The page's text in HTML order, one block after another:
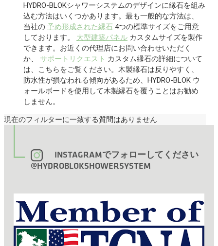
HYDRO-BLOKシャワーシステムのデザインに縁石を組み
込む方法はいくつかあります。最も一般的な方法は、
当社の 予め形成された縁石 4つの標準サイズをご用意
しております。 大型建築パネル カスタムサイズを製作
できます。お近くの代理店にお問い合わせいただく
か、 サポートリクエスト カスタム縁石の詳細について
は、こちらをご覧ください。木製縁石は反りやすく、
防水性が損なわれる傾向があるため、HYDRO-BLOK ウ
ォールボードを使用して木製縁石を覆うことはお勧め
しません。
現在のフィルターに一致する質問はありません
INSTAGRAMでフォローしてください
@HYDROBLOKSHOWERSYSTEM